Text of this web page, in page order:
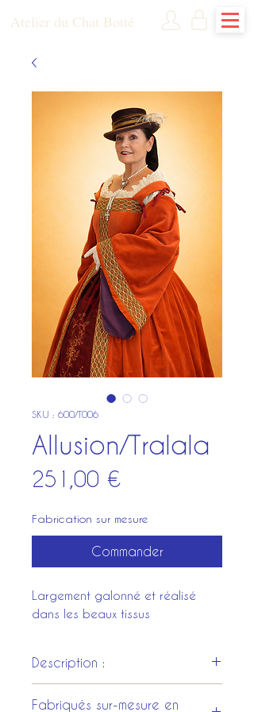
Atelier du Chat Botté
SKU : 600/T006
Allusion/Tralala
251,00 €
Fabrication sur mesure
Commander
Largement galonné et réalisé
dans les beaux tissus
Description :
Fabriqués sur-mesure en